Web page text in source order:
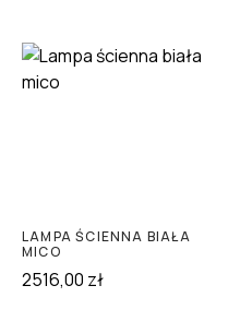
LAMPA ŚCIENNA BIAŁA
MICO
2516,00 zł